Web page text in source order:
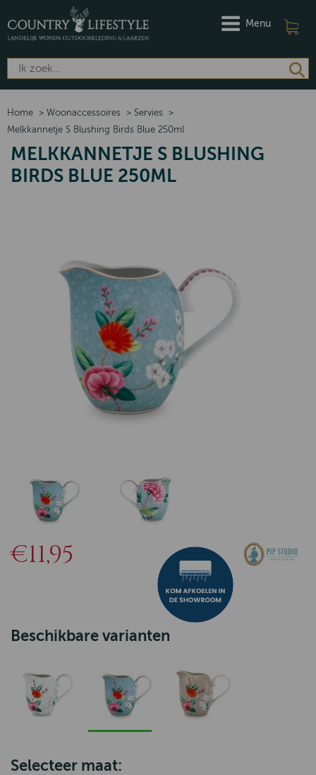
Menu
Home > Woonaccessoires > Servies
>
Melkkannetje S Blushing Birds Blue 250ml
MELKKANNETJE S BLUSHING
BIRDS BLUE 250ML
€11,95
Beschikbare varianten
Selecteer maat: